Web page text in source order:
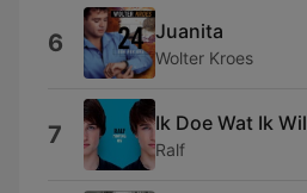
6 Juanita
Wolter Kroes
7 Ik Doe Wat Ik Wil
Ralf